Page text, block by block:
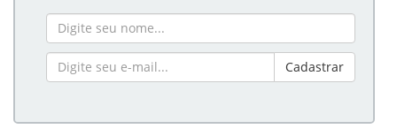
Cadastrar